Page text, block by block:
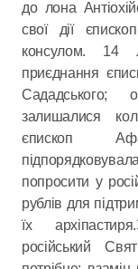
до лона
свої дії
консулом. 14
приєднання
Сададського;
залишалися
єпископ
попросити у
рублів для
їх
російський